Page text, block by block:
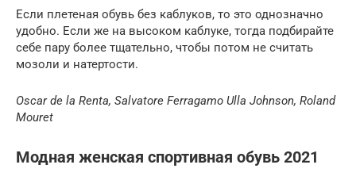
Если плетеная обувь без каблуков, то это однозначно
удобно. Если же на высоком каблуке, тогда подбирайте
себе пару более тщательно, чтобы потом не считать
мозоли и натертости.
Oscar de la Renta, Salvatore Ferragamo Ulla Johnson, Roland
Mouret
Модная женская спортивная обувь 2021